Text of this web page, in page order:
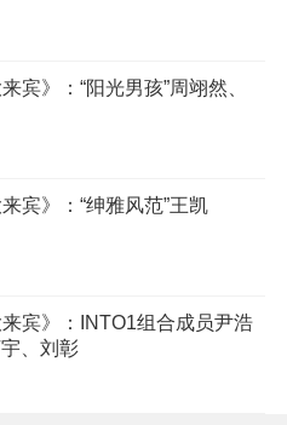
来宾》：“阳光男孩”周翊然、
来宾》：“绅雅风范”王凯
来宾》：INTO1组合成员尹浩
、刘彰